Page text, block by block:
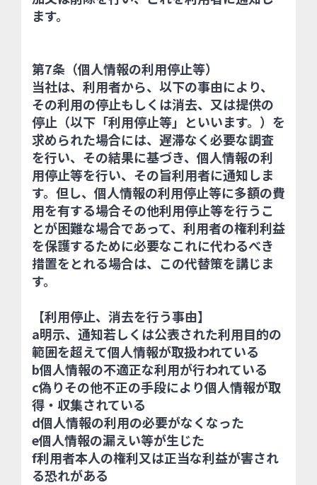
ます。
第7条（個人情報の利用停止等）
当社は、利用者から、以下の事由により、
その利用の停止もしくは消去、又は提供の
停止（以下「利用停止等」といいます。）を
求められた場合には、遅滞なく必要な調査
を行い、その結果に基づき、個人情報の利
用停止等を行い、その旨利用者に通知しま
す。但し、個人情報の利用停止等に多額の費
用を有する場合その他利用停止等を行うこ
とが困難な場合であって、利用者の権利利益
を保護するために必要なこれに代わるべき
措置をとれる場合は、この代替策を講じま
す。
【利用停止、消去を行う事由】
a明示、通知若しくは公表された利用目的の
範囲を超えて個人情報が取扱われている
b個人情報の不適正な利用が行われている
c偽りその他不正の手段により個人情報が取
得・収集されている
d個人情報の利用の必要がなくなった
e個人情報の漏えい等が生じた
f利用者本人の権利又は正当な利益が害され
る恐れがある